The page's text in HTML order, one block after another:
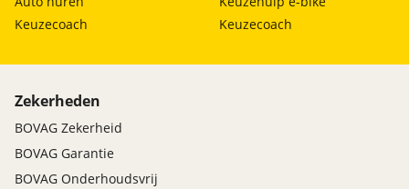
Keuzecoach
Keuzecoach
Zekerheden
BOVAG Zekerheid
BOVAG Garantie
BOVAG Onderhoudsvrij